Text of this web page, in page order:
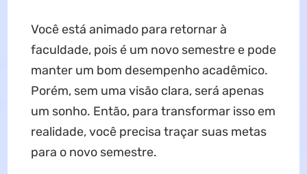
Você está animado para retornar à
faculdade, pois é um novo semestre e pode
manter um bom desempenho acadêmico.
Porém, sem uma visão clara, será apenas
um sonho. Então, para transformar isso em
realidade, você precisa traçar suas metas
para o novo semestre.